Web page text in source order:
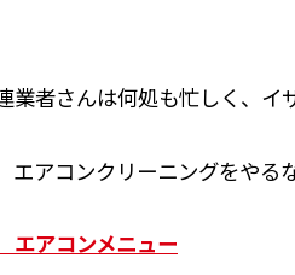
業者さんは何処も忙しく、イ
アコンクリーニングをやる
アコンメニュー